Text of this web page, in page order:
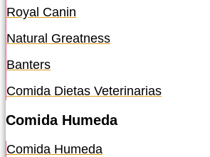
Royal Canin
Natural Greatness
Banters
Comida Dietas Veterinarias
Comida Humeda
Comida Humeda